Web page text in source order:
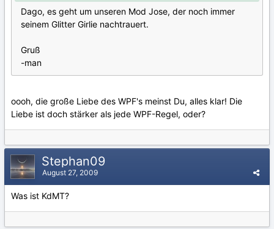
Dago, es geht um unseren Mod Jose, der noch immer
seinem Glitter Girlie nachtrauert.
Gruß
-man
oooh, die große Liebe des WPF's meinst Du, alles klar! Die
Liebe ist doch stärker als jede WPF-Regel, oder?
Stephan09
August 27, 2009
Was ist KdMT?